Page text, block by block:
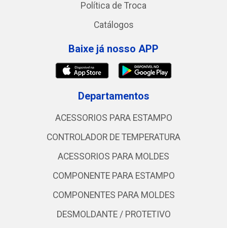
Política de Troca
Catálogos
Baixe já nosso APP
Departamentos
ACESSORIOS PARA ESTAMPO
CONTROLADOR DE TEMPERATURA
ACESSORIOS PARA MOLDES
COMPONENTE PARA ESTAMPO
COMPONENTES PARA MOLDES
DESMOLDANTE / PROTETIVO